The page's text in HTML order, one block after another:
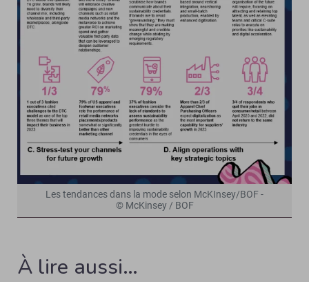
Les tendances dans la mode selon McKInsey/BOF -
© McKinsey / BOF
À lire aussi…